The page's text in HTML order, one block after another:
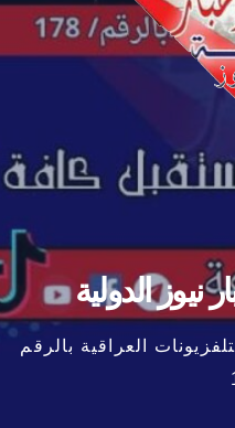
نيوز الدولية
العراقية بالرقم